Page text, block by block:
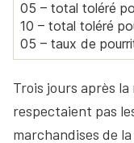
05 – total toléré
10 – total toléré
05 – taux de
Trois jours après
respectaient pas
marchandises de